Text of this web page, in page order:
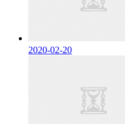
2020-02-20